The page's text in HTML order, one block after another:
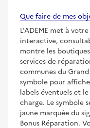
Que faire de mes
L'ADEME met à
interactive,
montre les
services de
communes du
symbole pour
labels éventuels et
charge. Le symbole
jaune marquée du
Bonus Réparation.